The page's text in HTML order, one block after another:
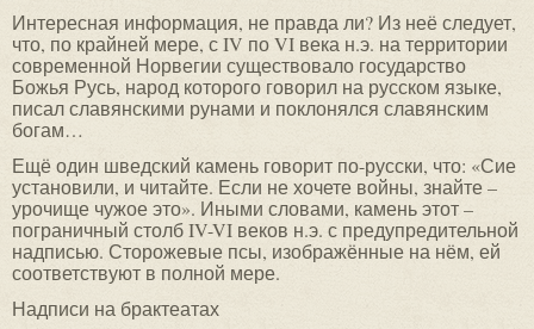
Интересная информация, не правда ли? Из неё следует,
что, по крайней мере, с IV по VI века н.э. на территории
современной Норвегии существовало государство
Божья Русь, народ которого говорил на русском языке,
писал славянскими рунами и поклонялся славянским
богам…
Ещё один шведский камень говорит по-русски, что: «Сие
установили, и читайте. Если не хочете войны, знайте –
урочище чужое это». Иными словами, камень этот –
пограничный столб IV-VI веков н.э. с предупредительной
надписью. Сторожевые псы, изображённые на нём, ей
соответствуют в полной мере.
Надписи на брактеатах